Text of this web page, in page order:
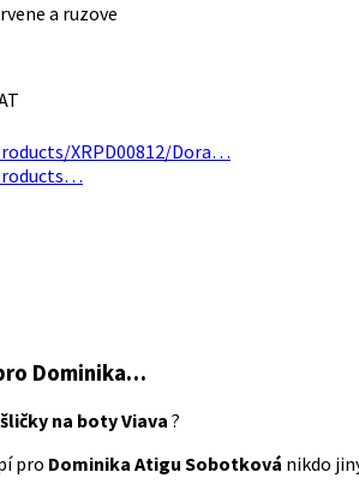
a ruzove
XRPD00812/Dora…
Dominika…
na boty Viava ?
pro Dominika Atigu Sobotková nikdo